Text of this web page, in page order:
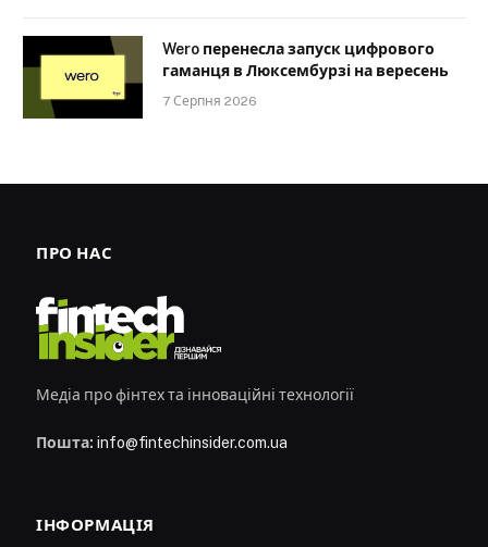
Wero перенесла запуск цифрового
гаманця в Люксембурзі на вересень
7 Серпня 2026
ПРО НАС
Медіа про фінтех та інноваційні технології
Пошта: info@fintechinsider.com.ua
ІНФОРМАЦІЯ